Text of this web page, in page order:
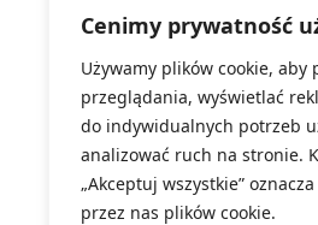
Cenimy prywatność
Używamy plików cookie, aby
przeglądania, wyświetlać
do indywidualnych potrzeb
analizować ruch na stronie.
„Akceptuj wszystkie”
przez nas plików cookie.